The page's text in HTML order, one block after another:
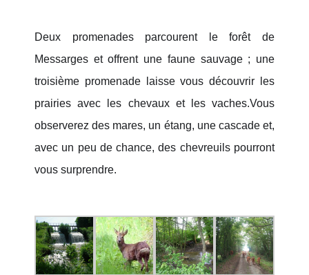
Deux promenades parcourent le forêt de
Messarges et offrent une faune sauvage ; une
troisième promenade laisse vous découvrir les
prairies avec les chevaux et les vaches.Vous
observerez des mares, un étang, une cascade et,
avec un peu de chance, des chevreuils pourront
vous surprendre.